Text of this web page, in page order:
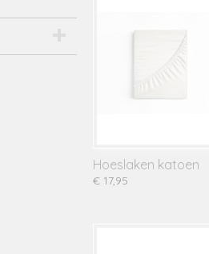
Hoeslaken katoen
€ 17,95